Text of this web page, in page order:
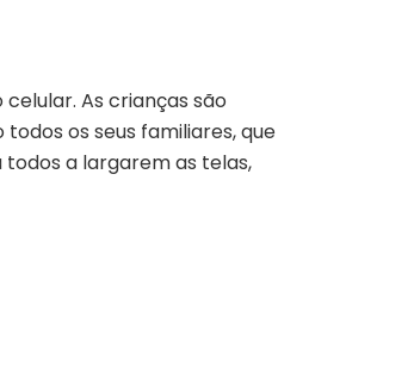
As crianças são
os seus familiares, que
a largarem as telas,